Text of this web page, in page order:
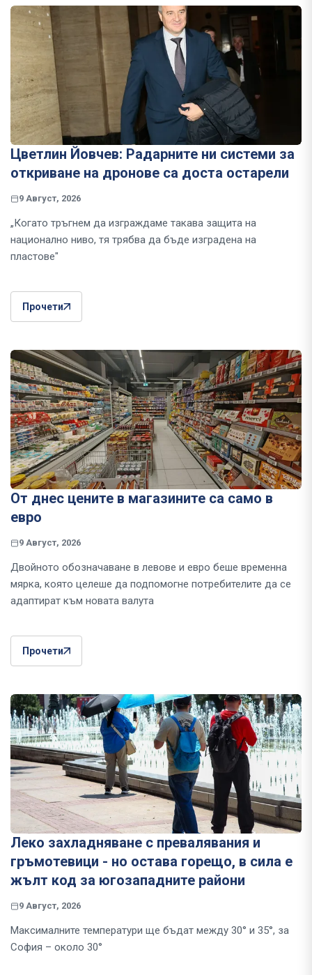
Цветлин Йовчев: Радарните ни системи за
откриване на дронове са доста остарели
9 Август, 2026
„Когато тръгнем да изграждаме такава защита на
национално ниво, тя трябва да бъде изградена на
пластове"
Прочети
От днес цените в магазините са само в
евро
9 Август, 2026
Двойното обозначаване в левове и евро беше временна
мярка, която целеше да подпомогне потребителите да се
адаптират към новата валута
Прочети
Леко захладняване с превалявания и
гръмотевици - но остава горещо, в сила е
жълт код за югозападните райони
9 Август, 2026
Максималните температури ще бъдат между 30° и 35°, за
София – около 30°